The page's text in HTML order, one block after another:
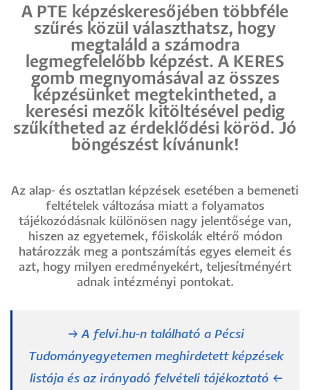
A PTE képzéskeresőjében többféle
szűrés közül választhatsz, hogy
megtaláld a számodra
legmegfelelőbb képzést. A KERES
gomb megnyomásával az összes
képzésünket megtekintheted, a
keresési mezők kitöltésével pedig
szűkítheted az érdeklődési köröd. Jó
böngészést kívánunk!
Az alap- és osztatlan képzések esetében a bemeneti
feltételek változása miatt a folyamatos
tájékozódásnak különösen nagy jelentősége van,
hiszen az egyetemek, főiskolák eltérő módon
határozzák meg a pontszámítás egyes elemeit és
azt, hogy milyen eredményekért, teljesítményért
adnak intézményi pontokat.
→ A felvi.hu-n található a Pécsi
Tudományegyetemen meghirdetett képzések
listája és az irányadó felvételi tájékoztató ←